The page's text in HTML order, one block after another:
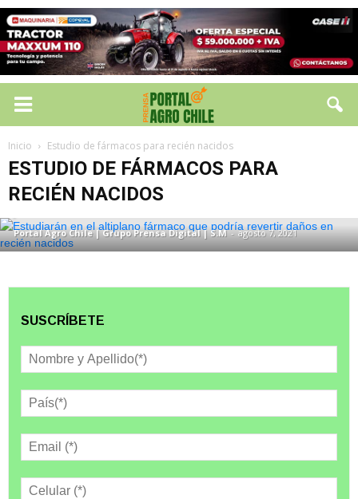
Inicio Estudio de fármacos para recién nacidos
ESTUDIO DE FÁRMACOS PARA
RECIÉN NACIDOS
ESTUDIO DE FÁRMACOS PARA RECIÉN NACIDOS
Estudiarán en el altiplano fármaco que
Portal Agro Chile | Grupo Prensa Digital | S.M - agosto 7, 2021
SUSCRÍBETE